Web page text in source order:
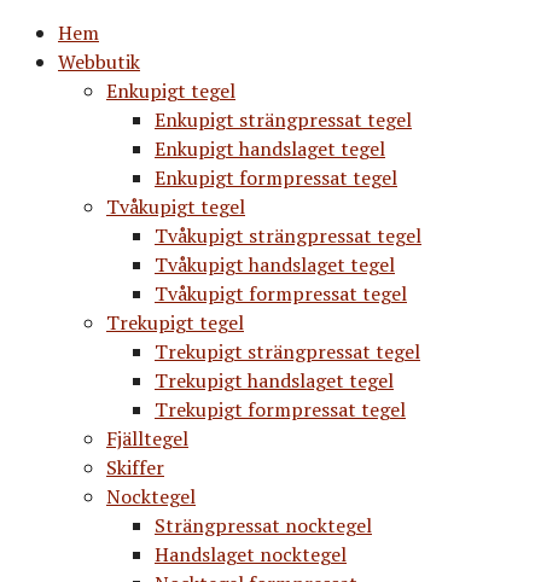
Hem
Webbutik
Enkupigt tegel
Enkupigt strängpressat tegel
Enkupigt handslaget tegel
Enkupigt formpressat tegel
Tvåkupigt tegel
Tvåkupigt strängpressat tegel
Tvåkupigt handslaget tegel
Tvåkupigt formpressat tegel
Trekupigt tegel
Trekupigt strängpressat tegel
Trekupigt handslaget tegel
Trekupigt formpressat tegel
Fjälltegel
Skiffer
Nocktegel
Strängpressat nocktegel
Handslaget nocktegel